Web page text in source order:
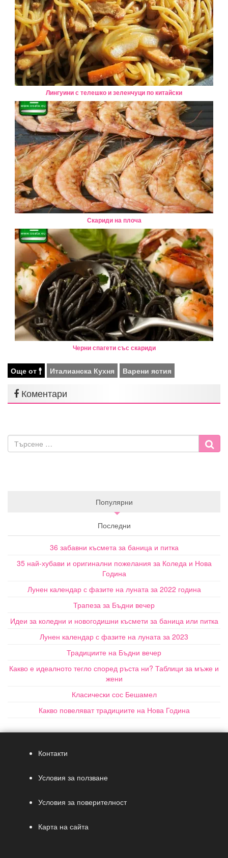
Лингуини с телешко и зеленчуци по китайски
Скариди на плоча
Черни спагети със скариди
Още от Италианска Кухня Варени ястия
Коментари
Популярни
Последни
36 забавни късмета за баница и питка
35 най-хубави и оригинални пожелания за Коледа и Нова
Година
Лунен календар с фазите на луната за 2022 година
Трапеза за Бъдни вечер
Идеи за коледни и новогодишни късмети за баница или питка
Лунен календар с фазите на луната за 2023
Традициите на Бъдни вечер
Какво е идеалното тегло според ръста ни? Таблици за мъже и
жени
Класически сос Бешамел
Какво повеляват традициите на Нова Година
Контакти
Условия за ползване
Условия за поверителност
Карта на сайта